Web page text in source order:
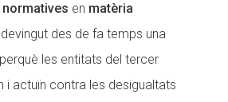
en matèria
des de fa temps una
les entitats del tercer
i actuïn contra les desigualtats